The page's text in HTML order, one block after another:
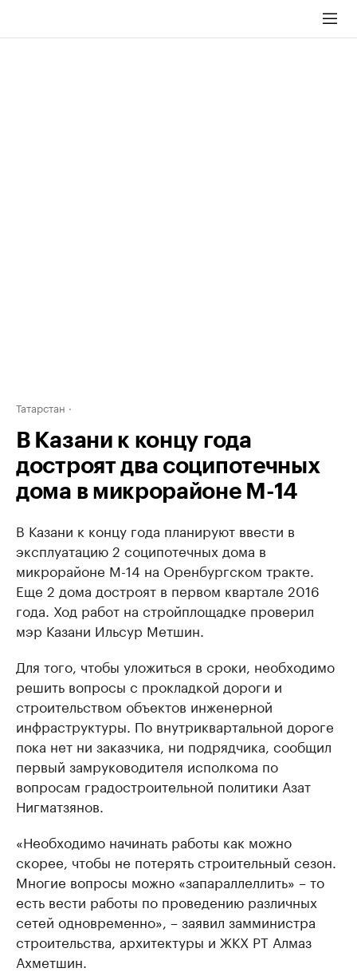
Татарстан
В Казани к концу года
достроят два соципотечных
дома в микрорайоне М-14
В Казани к концу года планируют ввести в
эксплуатацию 2 соципотечных дома в
микрорайоне М-14 на Оренбургском тракте.
Еще 2 дома достроят в первом квартале 2016
года. Ход работ на стройплощадке проверил
мэр Казани Ильсур Метшин.
Для того, чтобы уложиться в сроки, необходимо
решить вопросы с прокладкой дороги и
строительством объектов инженерной
инфраструктуры. По внутриквартальной дороге
пока нет ни заказчика, ни подрядчика, сообщил
первый замруководителя исполкома по
вопросам градостроительной политики Азат
Нигматзянов.
«Необходимо начинать работы как можно
скорее, чтобы не потерять строительный сезон.
Многие вопросы можно «запараллеллить» – то
есть вести работы по проведению различных
сетей одновременно», – заявил замминистра
строительства, архитектуры и ЖКХ РТ Алмаз
Ахметшин.